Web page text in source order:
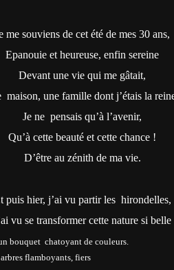
me souviens de cet été de mes 30 ans,
Epanouie et heureuse, enfin sereine
Devant une vie qui me gâtait,
maison, une famille dont j’étais la
Je ne pensais qu’à l’avenir,
Qu’à cette beauté et cette chance !
D’être au zénith de ma vie.
puis hier, j’ai vu partir les hirondelles,
vu se transformer cette nature si belle
chatoyant de couleurs.
fiers